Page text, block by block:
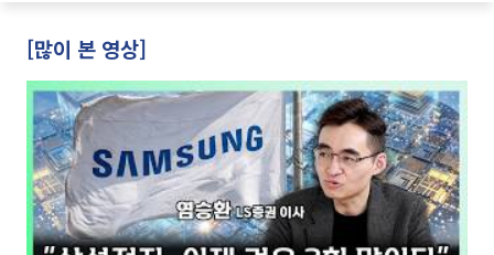
[많이 본 영상]